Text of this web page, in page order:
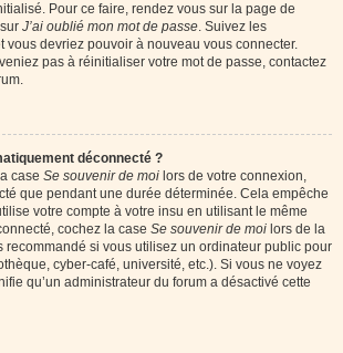
Pour ce faire, rendez vous sur la page de
J’ai oublié mon mot de passe. Suivez les
vous devriez pouvoir à nouveau vous connecter.
pas à réinitialiser votre mot de passe, contactez
déconnecté ?
case Se souvenir de moi lors de votre connexion,
que pendant une durée déterminée. Cela empêche
votre compte à votre insu en utilisant le même
cochez la case Se souvenir de moi lors de la
recommandé si vous utilisez un ordinateur public pour
cyber-café, université, etc.). Si vous ne voyez
qu’un administrateur du forum a désactivé cette